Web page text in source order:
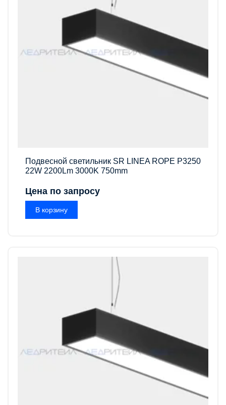
Подвесной светильник SR LINEA ROPE P3250
22W 2200Lm 3000K 750mm
Цена по запросу
В корзину